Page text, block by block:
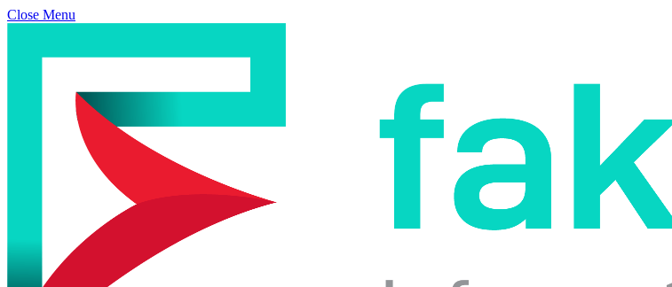
Close Menu